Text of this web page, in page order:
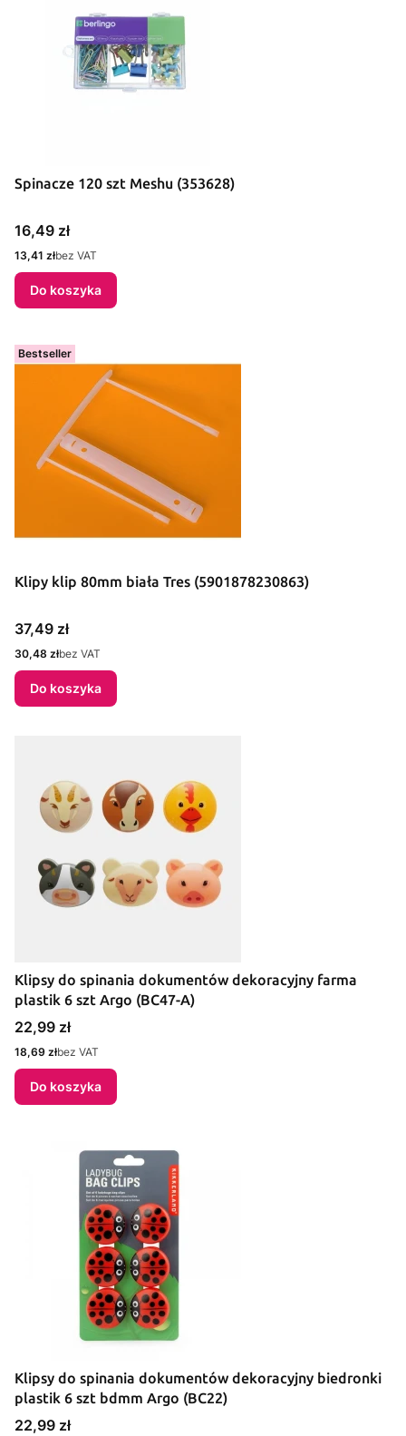
Spinacze 120 szt Meshu (353628)
Cena
16,49 zł
Cena
13,41 złbez VAT
Do koszyka
Bestseller
Klipy klip 80mm biała Tres (5901878230863)
Cena
37,49 zł
Cena
30,48 złbez VAT
Do koszyka
Klipsy do spinania dokumentów dekoracyjny farma
plastik 6 szt Argo (BC47-A)
Cena
22,99 zł
Cena
18,69 złbez VAT
Do koszyka
Klipsy do spinania dokumentów dekoracyjny biedronki
plastik 6 szt bdmm Argo (BC22)
Cena
22,99 zł